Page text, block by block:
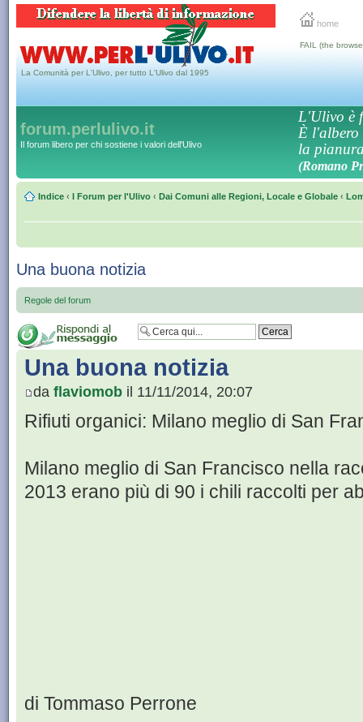
home
La Comunità per L'Ulivo, per tutto L'Ulivo dal 1995
FAIL (the
forum.perlulivo.it
Il forum libero per chi sostiene i valori dell'Ulivo
L'Ulivo è
È l'albero
la
(Romano
Indice ‹ I Forum per l'Ulivo ‹ Dai Comuni alle Regioni, Locale e Globale ‹
Una buona notizia
Regole del forum
Una buona notizia
da flaviomob il 11/11/2014, 20:07
Rifiuti organici: Milano meglio di San
Milano meglio di San Francisco nella
2013 erano più di 90 i chili raccolti per
di Tommaso Perrone